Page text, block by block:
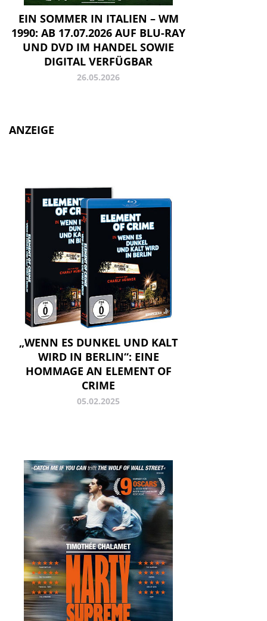
EIN SOMMER IN ITALIEN – WM
1990: AB 17.07.2026 AUF BLU-RAY
UND DVD IM HANDEL SOWIE
DIGITAL VERFÜGBAR
26.05.2026
ANZEIGE
„WENN ES DUNKEL UND KALT
WIRD IN BERLIN“: EINE
HOMMAGE AN ELEMENT OF
CRIME
05.02.2025